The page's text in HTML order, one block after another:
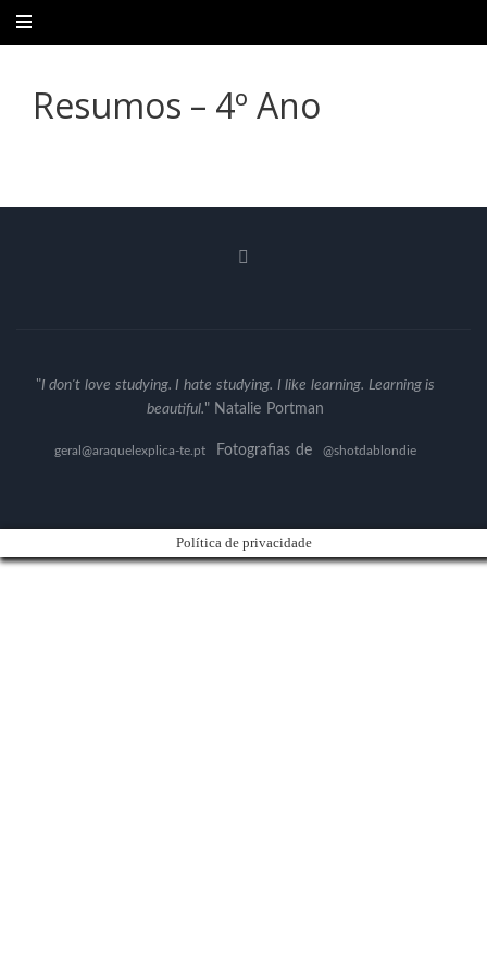
Resumos – 4º Ano
"I don't love studying. I hate studying. I like learning. Learning is
beautiful." Natalie Portman
geral@araquelexplica-te.pt Fotografias de @shotdablondie
Política de privacidade